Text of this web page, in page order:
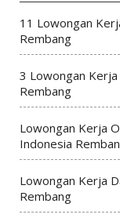
11 Lowongan
Rembang
3 Lowongan
Rembang
Lowongan Kerja
Indonesia
Lowongan Kerja
Rembang